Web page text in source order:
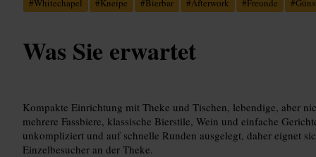
#Whitechapel #Kneipe #Bierbar #Afterwork #Freunde #
Was Sie erwartet
Kompakte Einrichtung mit Theke und Tischen, lebendige, aber
mehrere Fassbiere, klassische Bierstile, Wein und einfache
unkompliziert und auf schnelle Runden ausgelegt, daher eignet
Einzelbesucher an der Theke.